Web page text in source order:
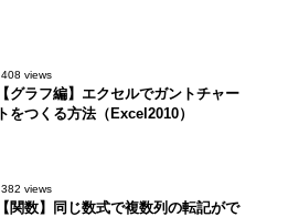
408 views
【グラフ編】エクセルでガントチャー
トをつくる方法（Excel2010）
382 views
【関数】同じ数式で複数列の転記がで